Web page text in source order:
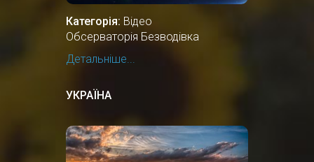
Категорія: Відео
Обсерваторія Безводівка
Детальніше...
УКРАЇНА